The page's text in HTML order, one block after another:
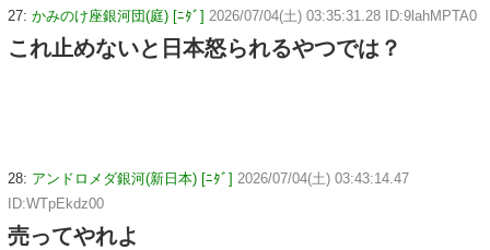
27: かみのけ座銀河団(庭) [ﾆﾀﾞ] 2026/07/04(土) 03:35:31.28 ID:9lahMPTA0
これ止めないと日本怒られるやつでは？
28: アンドロメダ銀河(新日本) [ﾆﾀﾞ] 2026/07/04(土) 03:43:14.47
ID:WTpEkdz00
売ってやれよ